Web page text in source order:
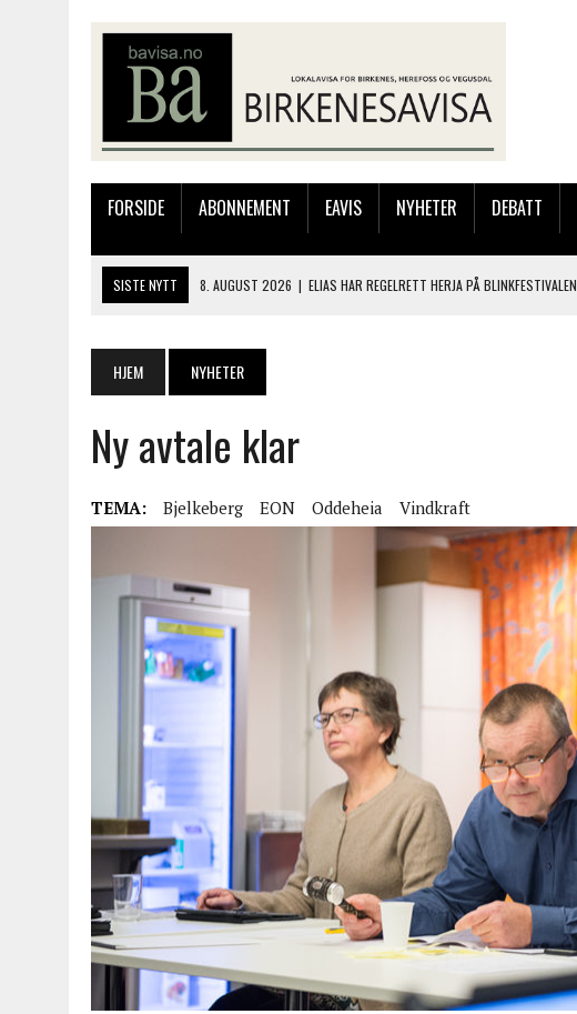
FORSIDE ABONNEMENT EAVIS NYHETER DEBATT
SISTE NYTT 8. AUGUST 2026 | ELIAS HAR REGELRETT HERJA PÅ BLINKFESTIVALEN
6. AUGUST 2026 | FRA BARNDOMSMINNER TIL NYE OPPLEVELSER PÅ FLAKK GÅRD
8. AUGUST 2026
TRE DAGER MED MARKEDER, MUSIKK OG FOLKEFEST
HJEM NYHETER
Ny avtale klar
TEMA: Bjelkeberg EON Oddeheia Vindkraft